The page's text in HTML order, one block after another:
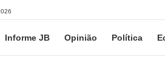
Informe JB Opinião Política